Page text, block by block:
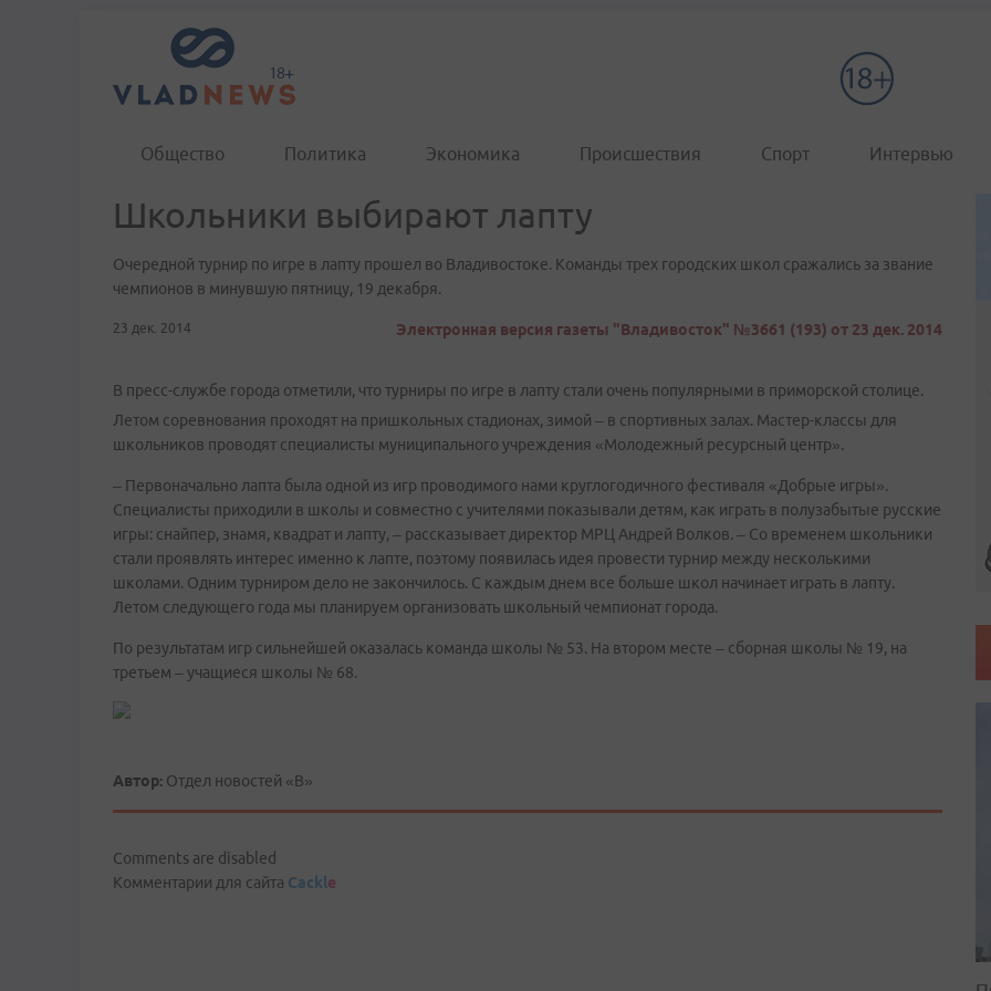
Общество Политика Экономика Происшествия Спорт Интервью
Школьники выбирают лапту
Очередной турнир по игре в лапту прошел во Владивостоке. Команды трех городских школ сражались за звание
чемпионов в минувшую пятницу, 19 декабря.
23 дек. 2014 Электронная версия газеты "Владивосток" №3661 (193) от 23 дек. 2014
В пресс-службе города отметили, что турниры по игре в лапту стали очень популярными в приморской столице.
Летом соревнования проходят на пришкольных стадионах, зимой – в спортивных залах. Мастер-классы для
школьников проводят специалисты муниципального учреждения «Молодежный ресурсный центр».
– Первоначально лапта была одной из игр проводимого нами круглогодичного фестиваля «Добрые игры».
Специалисты приходили в школы и совместно с учителями показывали детям, как играть в полузабытые русские
игры: снайпер, знамя, квадрат и лапту, – рассказывает директор МРЦ Андрей Волков. – Со временем школьники
стали проявлять интерес именно к лапте, поэтому появилась идея провести турнир между несколькими
школами. Одним турниром дело не закончилось. С каждым днем все больше школ начинает играть в лапту.
Летом следующего года мы планируем организовать школьный чемпионат города.
По результатам игр сильнейшей оказалась команда школы № 53. На втором месте – сборная школы № 19, на
третьем – учащиеся школы № 68.
Автор: Отдел новостей «В»
Comments are disabled
Комментарии для сайта Cackle